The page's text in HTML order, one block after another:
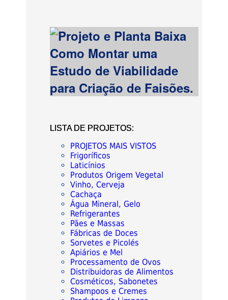
LISTA DE PROJETOS:
PROJETOS MAIS VISTOS
Frigoríficos
Laticínios
Produtos Origem Vegetal
Vinho, Cerveja
Cachaça
Água Mineral, Gelo
Refrigerantes
Pães e Massas
Fábricas de Doces
Sorvetes e Picolés
Apiários e Mel
Processamento de Ovos
Distribuidoras de Alimentos
Cosméticos, Sabonetes
Shampoos e Cremes